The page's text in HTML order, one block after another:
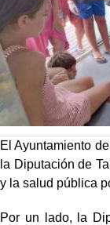
El Ayuntamiento
la Diputación de
y la salud pública
Por un lado, la